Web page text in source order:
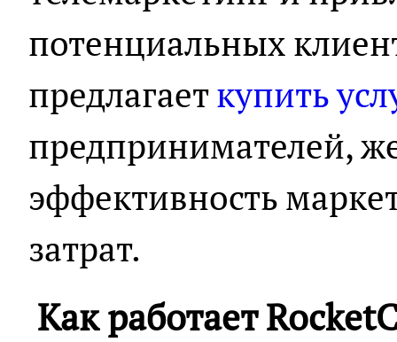
потенциальных
предлагаеткупить
предпринимателей,
эффективность
затрат.
Как работает